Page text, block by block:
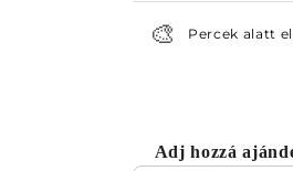
🎨 Percek alatt
Adj hozzá